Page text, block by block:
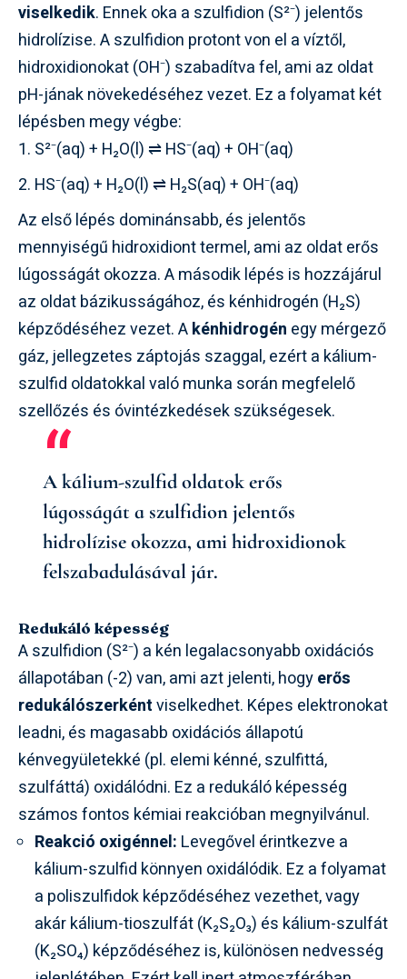
viselkedik. Ennek oka a szulfidion (S²⁻) jelentős
hidrolízise. A szulfidion protont von el a víztől,
hidroxidionokat (OH⁻) szabadítva fel, ami az oldat
pH-jának növekedéséhez vezet. Ez a folyamat két
lépésben megy végbe:
S²⁻(aq) + H₂O(l) ⇌ HS⁻(aq) + OH⁻(aq)
HS⁻(aq) + H₂O(l) ⇌ H₂S(aq) + OH⁻(aq)
Az első lépés dominánsabb, és jelentős
mennyiségű hidroxidiont termel, ami az oldat erős
lúgosságát okozza. A második lépés is hozzájárul
az oldat bázikusságához, és kénhidrogén (H₂S)
képződéséhez vezet. Akénhidrogén egy mérgező
gáz, jellegzetes záptojás szaggal, ezért a kálium-
szulfid oldatokkal való munka során megfelelő
szellőzés és óvintézkedések szükségesek.
A kálium-szulfid oldatok erős
lúgosságát a szulfidion jelentős
hidrolízise okozza, ami hidroxidionok
felszabadulásával jár.
Redukáló képesség
A szulfidion (S²⁻) a kén legalacsonyabb oxidációs
állapotában (-2) van, ami azt jelenti, hogyerős
redukálószerkéntviselkedhet. Képes elektronokat
leadni, és magasabb oxidációs állapotú
kénvegyületekké (pl. elemi kénné, szulfittá,
szulfáttá) oxidálódni. Ez a redukáló képesség
számos fontos kémiai reakcióban megnyilvánul.
Reakció oxigénnel: Levegővel érintkezve a
kálium-szulfid könnyen oxidálódik. Ez a folyamat
a poliszulfidok képződéséhez vezethet, vagy
akár kálium-tioszulfát (K₂S₂O₃) és kálium-szulfát
(K₂SO₄) képződéséhez is, különösen nedvesség